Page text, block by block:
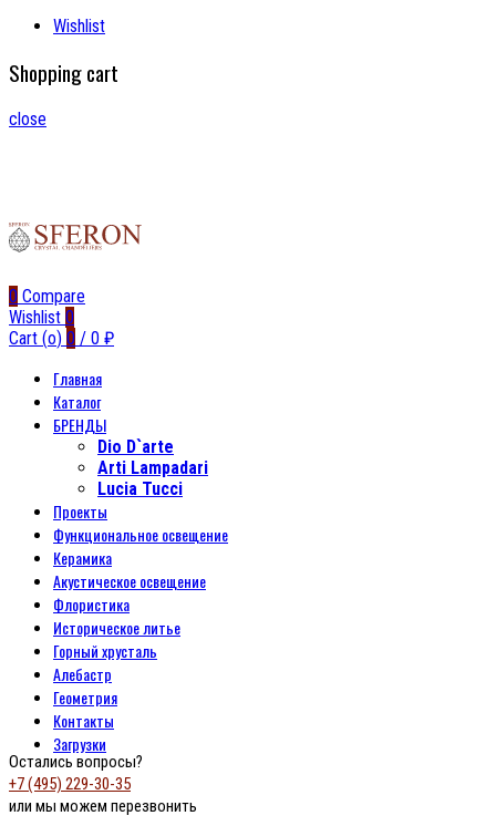
Wishlist
Shopping cart
close
0 Compare
Wishlist 0
Cart (o) 0 / 0 ₽
Главная
Каталог
БРЕНДЫ
Dio D`arte
Arti Lampadari
Lucia Tucci
Проекты
Функциональное освещение
Керамика
Акустическое освещение
Флористика
Историческое литье
Горный хрусталь
Алебастр
Геометрия
Контакты
Загрузки
Остались вопросы?
+7 (495) 229-30-35
или мы можем перезвонить